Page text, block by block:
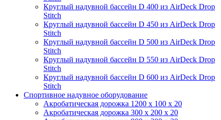
Круглый надувной бассейн D 400 из AirDeck Drop
Stitch
Круглый надувной бассейн D 450 из AirDeck Drop
Stitch
Круглый надувной бассейн D 500 из AirDeck Drop
Stitch
Круглый надувной бассейн D 550 из AirDeck Drop
Stitch
Круглый надувной бассейн D 600 из AirDeck Drop
Stitch
Спортивное надувное оборудование
Акробатическая дорожка 1200 x 100 x 20
Акробатическая дорожка 300 x 200 x 20